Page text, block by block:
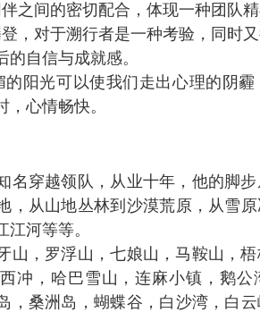
之间的密切配合，体现一种团队
，对于溯行者是一种考验，同时
的自信与成就感。
的阳光可以使我们走出心理的阴
心情畅快。
名穿越领队，从业十年，他的脚
，从山地丛林到沙漠荒原，从雪
河等等。
山，罗浮山，七娘山，马鞍山，
冲，哈巴雪山，连麻小镇，鹅公
，桑洲岛，蝴蝶谷，白沙湾，白